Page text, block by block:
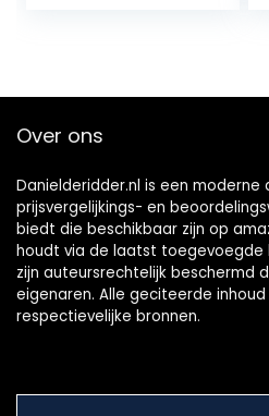
Over ons
Danielderidder.nl is een moderne
prijsvergelijkings- en
biedt die beschikbaar zijn op
houdt via de laatst toegevoegde
zijn auteursrechtelijk beschermd
eigenaren. Alle geciteerde
respectievelijke bronnen.